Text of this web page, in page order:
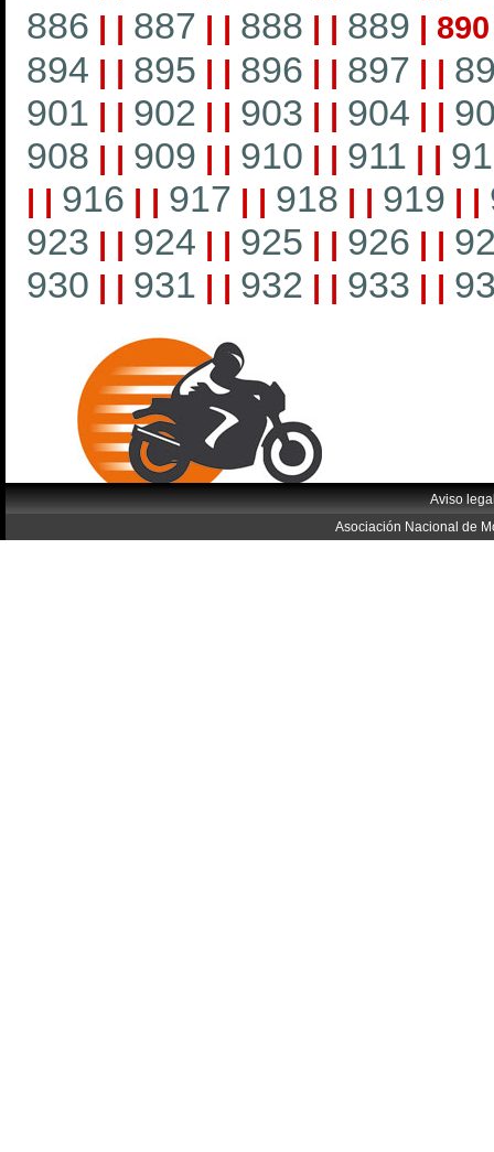
886 | | 887 | | 888 | | 889 | 890
894 | | 895 | | 896 | | 897 | |
901 | | 902 | | 903 | | 904 | |
908 | | 909 | | 910 | | 911 | |
| | 916 | | 917 | | 918 | | 919 | |
923 | | 924 | | 925 | | 926 | |
930 | | 931 | | 932 | | 933 | |
Aviso
Asociación Nacional de